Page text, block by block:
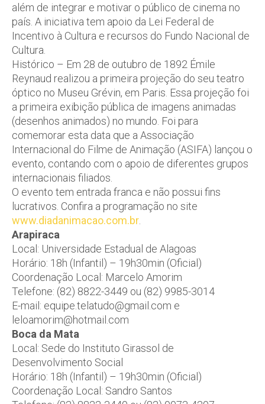
além de integrar e motivar o público de cinema no
país. A iniciativa tem apoio da Lei Federal de
Incentivo à Cultura e recursos do Fundo Nacional de
Cultura.
Histórico – Em 28 de outubro de 1892 Émile
Reynaud realizou a primeira projeção do seu teatro
óptico no Museu Grévin, em Paris. Essa projeção foi
a primeira exibição pública de imagens animadas
(desenhos animados) no mundo. Foi para
comemorar esta data que a Associação
Internacional do Filme de Animação (ASIFA) lançou o
evento, contando com o apoio de diferentes grupos
internacionais filiados.
O evento tem entrada franca e não possui fins
lucrativos. Confira a programação no site
www.diadanimacao.com.br
Arapiraca
Local: Universidade Estadual de Alagoas
Horário: 18h (Infantil) – 19h30min (Oficial)
Coordenação Local: Marcelo Amorim
Telefone: (82) 8822-3449 ou (82) 9985-3014
E-mail: equipe.telatudo@gmail.com e
leloamorim@hotmail.com
Boca da Mata
Local: Sede do Instituto Girassol de
Desenvolvimento Social
Horário: 18h (Infantil) – 19h30min (Oficial)
Coordenação Local: Sandro Santos